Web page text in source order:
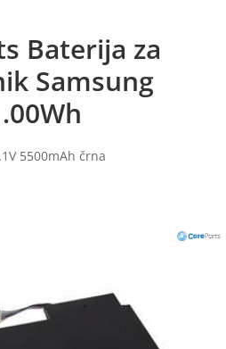
Baterija za
Samsung
5500mAh črna